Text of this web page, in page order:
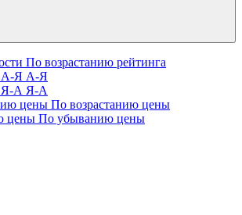
По возрастанию рейтинга
А-Я А-Я
Я-А Я-А
цены По возрастанию цены
цены По убыванию цены